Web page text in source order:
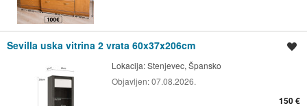
Sevilla uska vitrina 2 vrata 60x37x206cm
Lokacija:Stenjevec, Špansko
Objavljen:07.08.2026.
150 €